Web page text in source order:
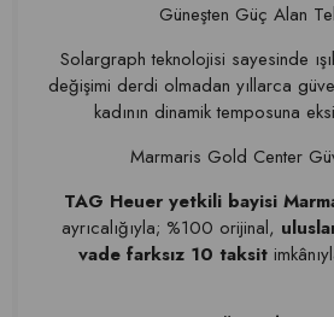
Güneşten Güç Alan
Solargraph teknolojisi sayesinde
değişimi derdi olmadan yıllarca
kadının dinamik temposuna
Marmaris Gold Center
TAG Heuer yetkili bayisi
ayrıcalığıyla; %100 orijinal,
vade farksız 10 taksit